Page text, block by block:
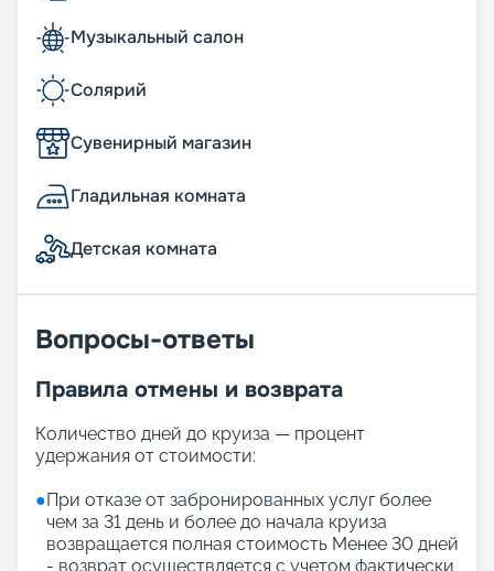
Музыкальный салон
Солярий
Сувенирный магазин
Гладильная комната
Детская комната
Вопросы-ответы
Правила отмены и возврата
Количество дней до круиза — процент
удержания от стоимости:
●При отказе от забронированных услуг более
чем за 31 день и более до начала круиза
возвращается полная стоимость Менее 30 дней
- возврат осуществляется с учетом фактически